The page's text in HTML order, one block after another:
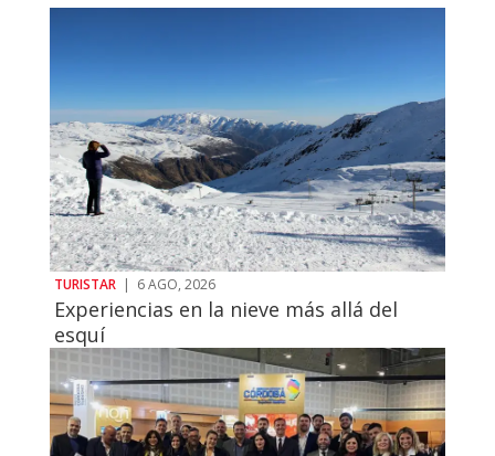
TURISTAR | 6 AGO, 2026
Experiencias en la nieve más allá del
esquí